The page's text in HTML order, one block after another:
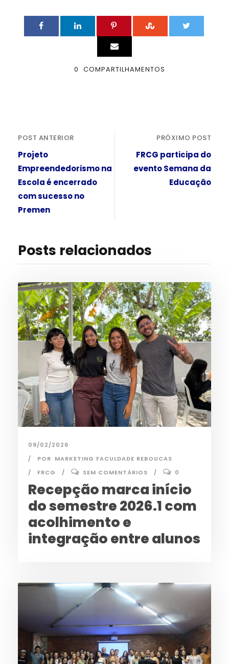
0 COMPARTILHAMENTOS
POST ANTERIOR
Projeto
Empreendedorismo na
Escola é encerrado
com sucesso no
Premen
PRÓXIMO POST
FRCG participa do
evento Semana da
Educação
Posts relacionados
09/02/2026
POR MARKETING FACULDADE REBOUCAS
FRCG
SEM COMENTÁRIOS 0
Recepção marca início
do semestre 2026.1 com
acolhimento e
integração entre alunos